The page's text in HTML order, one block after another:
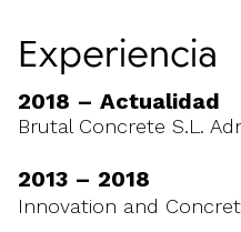
Experiencia
2018 – Actualidad
Brutal Concrete S.L.
2013 – 2018
Innovation and